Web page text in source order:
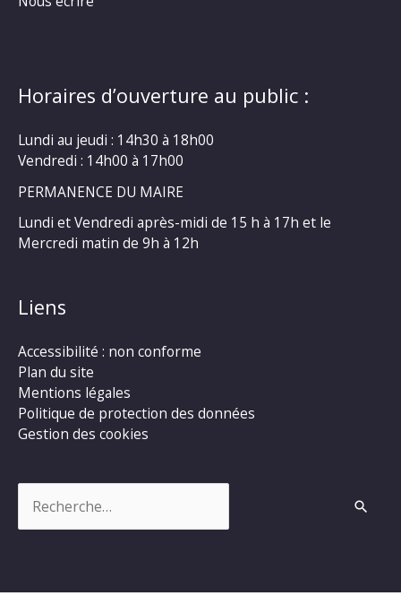
Horaires d’ouverture au public :
Lundi au jeudi : 14h30 à 18h00
Vendredi : 14h00 à 17h00
PERMANENCE DU MAIRE
Lundi et Vendredi après-midi de 15 h à 17h et le
Mercredi matin de 9h à 12h
Liens
Accessibilité : non conforme
Plan du site
Mentions légales
Politique de protection des données
Gestion des cookies